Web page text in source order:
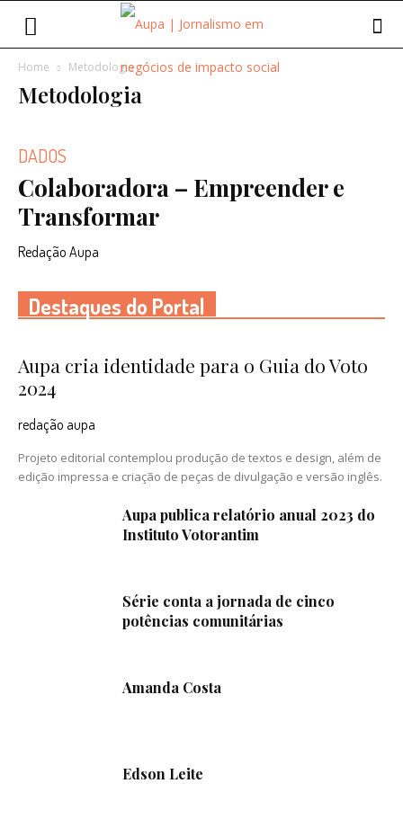
Home Metodologia
Metodologia
DADOS
Colaboradora – Empreender e
Transformar
Redação Aupa
Destaques do Portal
Aupa cria identidade para o Guia do Voto
2024
redação aupa
Projeto editorial contemplou produção de textos e design, além de
edição impressa e criação de peças de divulgação e versão inglês.
Aupa publica relatório anual 2023 do
Instituto Votorantim
Série conta a jornada de cinco
potências comunitárias
Amanda Costa
Edson Leite